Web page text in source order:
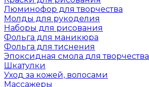
Люминофор для творчества
Молды для рукоделия
Наборы для рисования
Фольга для маникюра
Фольга для тиснения
Эпоксидная смола для творчества
Шкатулки
Уход за кожей, волосами
Массажеры